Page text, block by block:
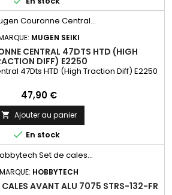
MUGEN SEIKI
CENTRAL 47DTS HTD (HIGH
DIFF) E2250
47Dts HTD (High Traction Diff) E2250
Prix
47,90 €
 Ajouter au panier
 En stock
MARQUE: HOBBYTECH
CALES AVANT ALU 7075 STRS-132-FR